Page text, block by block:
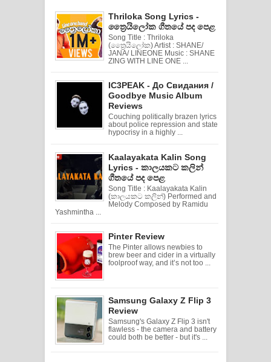
Thriloka Song Lyrics -
ත්‍රෛයිලෝක ගීතයේ පද පෙළ
Song Title : Thriloka
(ත්‍රෛයිලෝක) Artist : SHANE/
JANA/ LINEONE Music : SHANE
ZING WITH LINE ONE ...
IC3PEAK - До Свидания /
Goodbye Music Album
Reviews
Couching politically brazen lyrics
about police repression and state
hypocrisy in a highly ...
Kaalayakata Kalin Song
Lyrics - කාලයකට කලින්
ගීතයේ පද පෙළ
Song Title : Kaalayakata Kalin
(කාලයකට කලින්) Performed and
Melody Composed by Ramidu
Yashmintha ...
Pinter Review
The Pinter allows newbies to
brew beer and cider in a virtually
foolproof way, and it’s not too ...
Samsung Galaxy Z Flip 3
Review
Samsung's Galaxy Z Flip 3 isn't
flawless - the camera and battery
could both be better - but it's ...